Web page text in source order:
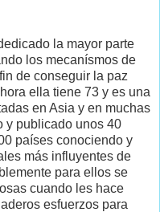
la mayor parte
los mecanísmos de
de conseguir la paz
ella tiene 73 y es una
en Asia y en muchas
y publicado unos 40
países conociendo y
más influyentes de
para ellos se
cuando les hace
esfuerzos para